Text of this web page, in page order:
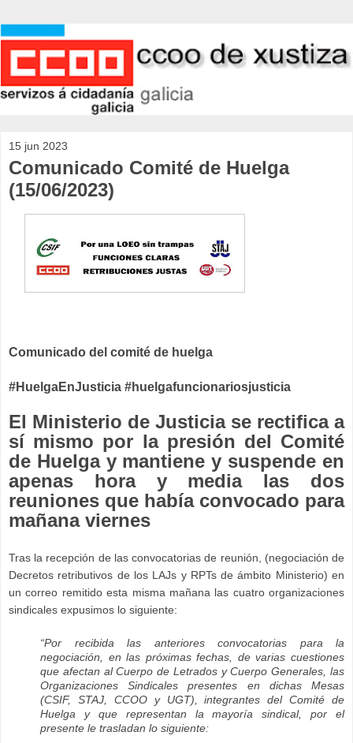
15 jun 2023
Comunicado Comité de Huelga
(15/06/2023)
Comunicado del comité de huelga
#HuelgaEnJusticia #huelgafuncionariosjusticia
El Ministerio de Justicia se rectifica a
sí mismo por la presión del Comité
de Huelga y mantiene y suspende en
apenas hora y media las dos
reuniones que había convocado para
mañana viernes
Tras la recepción de las convocatorias de reunión, (negociación de
Decretos retributivos de los LAJs y RPTs de ámbito Ministerio) en
un correo remitido esta misma mañana las cuatro organizaciones
sindicales expusimos lo siguiente:
“Por recibida las anteriores convocatorias para la
negociación, en las próximas fechas, de varias cuestiones
que afectan al Cuerpo de Letrados y Cuerpo Generales, las
Organizaciones Sindicales presentes en dichas Mesas
(CSIF, STAJ, CCOO y UGT), integrantes del Comité de
Huelga y que representan la mayoría sindical, por el
presente le trasladan lo siguiente: